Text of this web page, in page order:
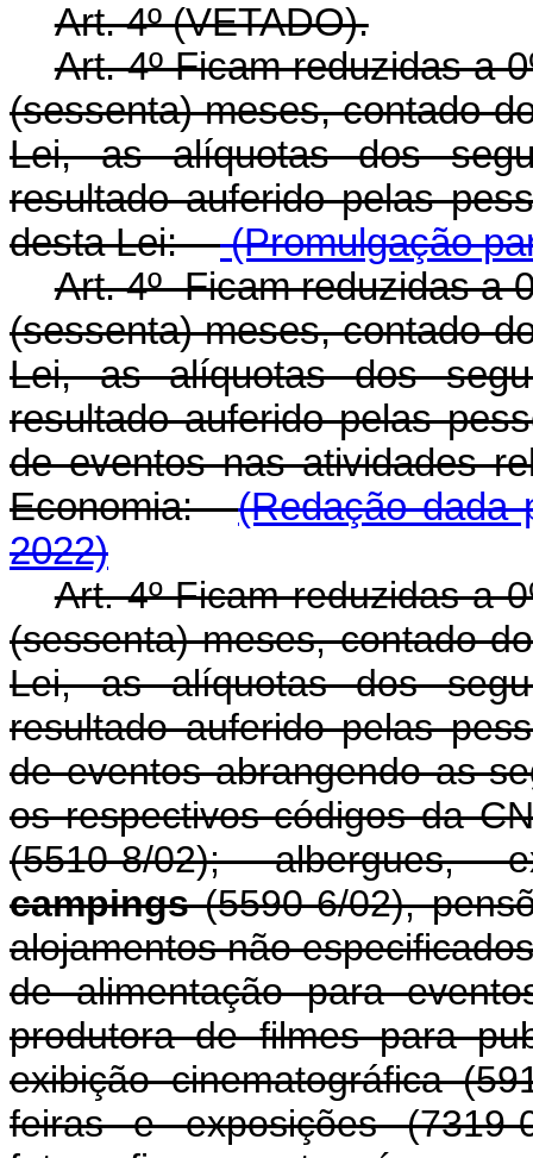
Art. 4º (VETADO).
Art. 4º Ficam reduzidas a
(sessenta) meses, contado
Lei, as alíquotas dos
resultado auferido pelas
desta Lei:(Promulgação
Art. 4º Ficam reduzidas a
(sessenta) meses, contado
Lei, as alíquotas dos
resultado auferido pelas
de eventos nas atividades
Economia:(Redação dada
2022)
Art. 4º Ficam reduzidas a
(sessenta) meses, contado
Lei, as alíquotas dos
resultado auferido pelas
de eventos abrangendo as
os respectivos códigos da
(5510-8/02); albergues,
campings(5590-6/02),
alojamentos não
de alimentação para
produtora de filmes para
exibição cinematográfica
feiras e exposições